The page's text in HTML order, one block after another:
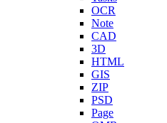
OCR
Note
CAD
3D
HTML
GIS
ZIP
PSD
Page